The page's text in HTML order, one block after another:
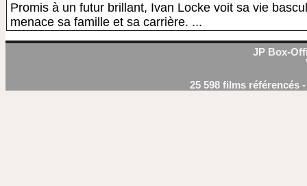
Promis à un futur brillant, Ivan Locke voit sa vie
menace sa famille et sa carrière. ...
JP Box-
25 598 films référencés